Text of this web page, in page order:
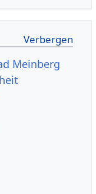
Meinberg